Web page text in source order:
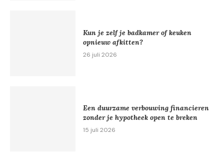
Kun je zelf je badkamer of keuken
opnieuw afkitten?
26 juli 2026
Een duurzame verbouwing financieren
zonder je hypotheek open te breken
15 juli 2026